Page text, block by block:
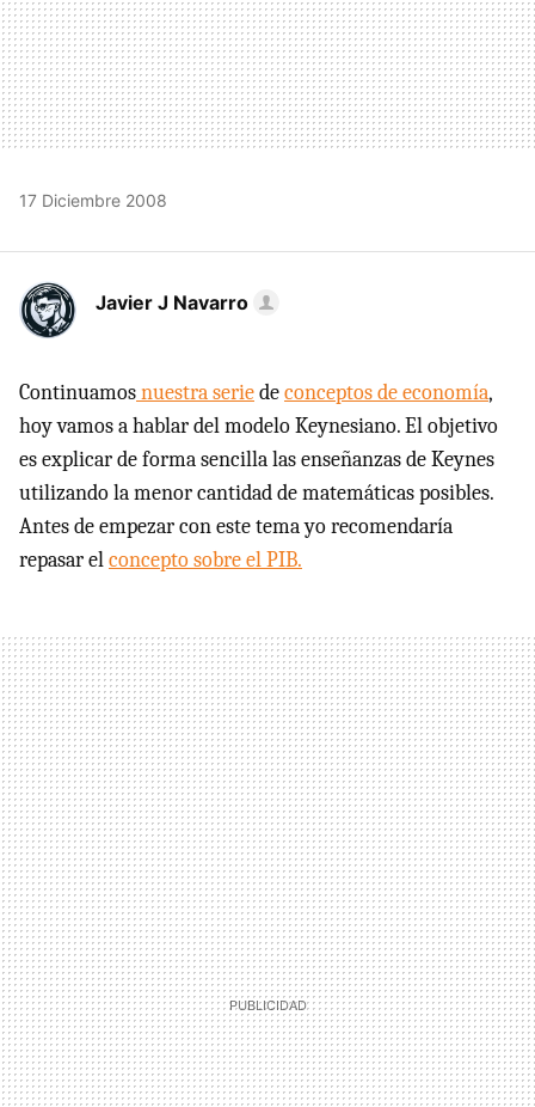
17 Diciembre 2008
Javier J Navarro
Continuamosnuestra seriedeconceptos de economía,
hoy vamos a hablar del modelo Keynesiano. El objetivo
es explicar de forma sencilla las enseñanzas de Keynes
utilizando la menor cantidad de matemáticas posibles.
Antes de empezar con este tema yo recomendaría
repasar elconcepto sobre elPIB.